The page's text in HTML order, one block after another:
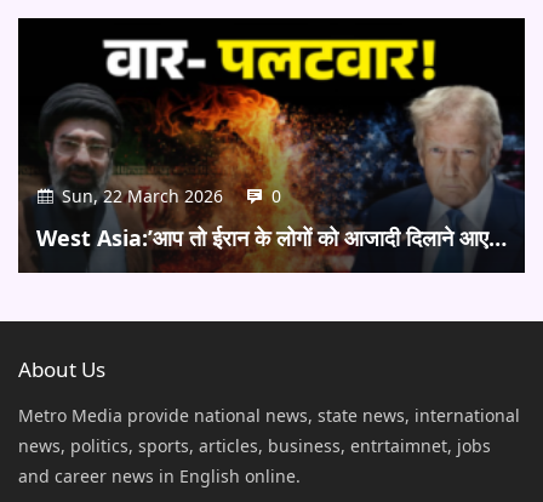
Sun, 22 March 2026 0
West Asia:’आप तो ईरान के लोगों को आजादी दिलाने आए…
About Us
Metro Media provide national news, state news, international
news, politics, sports, articles, business, entrtaimnet, jobs
and career news in English online.